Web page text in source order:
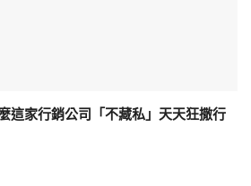
這家行銷公司「不藏私」天天狂撒行